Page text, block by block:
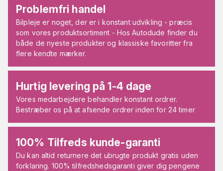
Problemfri handel
Bilpleje er noget, der er i konstant udvikling - præcis
som vores produktsortiment - Hos Autodude finder du
både de nyeste produkter og klassiske favoritter fra
flere kendte mærker.
Hurtig levering på 1-4 dage
Vores medarbejdere behandler konstant ordrer.
Bestræber os på at afsende ordrer inden for 24 timer
100% Tilfreds kunde-garanti
Du kan altid returnere det ubrugte produkt gratis uden
forklaring. 100% tilfredshedsgaranti giver dig pengene